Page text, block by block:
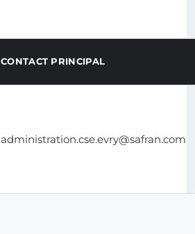
CONTACT PRINCIPAL
administration.cse.evry@safran.com